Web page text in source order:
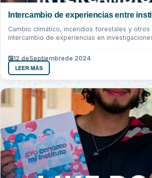
Intercambio de experiencias entre
Cambio climático, incendios forestales y otros
intercambio de experiencias en
12 deSeptiembrede 2024
LEER MÁS